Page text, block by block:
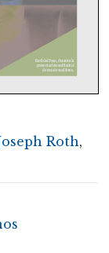
Raúl del Pozo, durante la
presentación en Madrid
de uno de sus libros.
Roth,